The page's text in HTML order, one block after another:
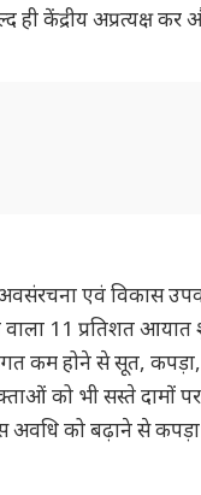
केंद्रीय अप्रत्यक्ष कर
अवसंरचना एवं विकास
11 प्रतिशत आयात
कम होने से सूत,
को भी सस्ते दामों
को बढ़ाने से कपड़ा